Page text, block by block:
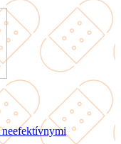
neefektívnymi